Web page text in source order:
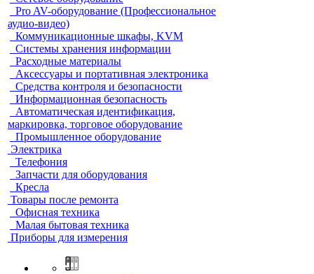
Pro AV-оборудование (Профессиональное
аудио-видео)
Коммуникационные шкафы, KVM
Системы хранения информации
Расходные материалы
Аксессуары и портативная электроника
Средства контроля и безопасности
Информационная безопасность
Автоматическая идентификация,
маркировка, торговое оборудование
Промышленное оборудование
Электрика
Телефония
Запчасти для оборудования
Кресла
Товары после ремонта
Офисная техника
Малая бытовая техника
Приборы для измерения